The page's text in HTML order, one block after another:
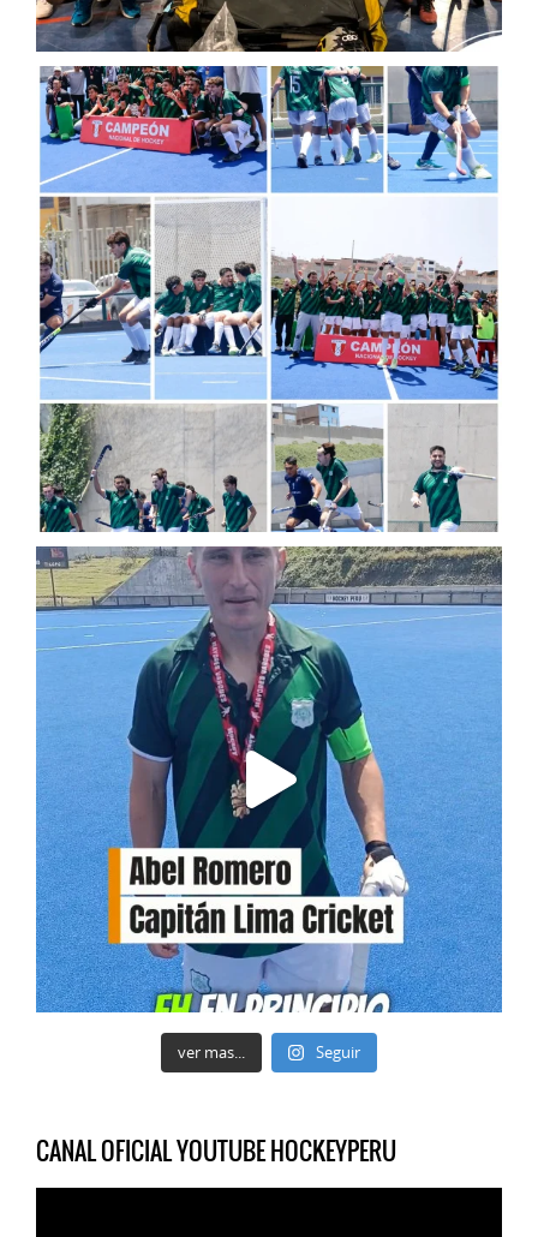
ver mas... Seguir
CANAL OFICIAL YOUTUBE HOCKEYPERU